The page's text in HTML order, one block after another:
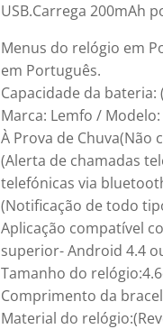
USB.Carrega 200mAh
Menus do relógio em
em Português.
Capacidade da
Marca: Lemfo / Modelo:
À Prova de Chuva(Não
(Alerta de chamadas
telefónicas via
(Notificação de todo
Aplicação compatível
superior- Android 4.4
Tamanho do
Comprimento da
Material do